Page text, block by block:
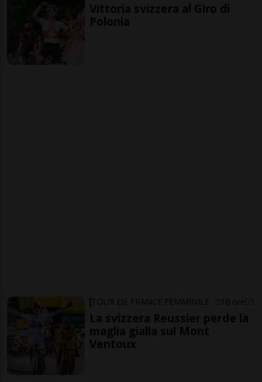
Vittoria svizzera al Giro di
Polonia
TOUR DE FRANCE FEMMINILE 16 ore 1
La svizzera Reussier perde la
maglia gialla sul Mont
Ventoux